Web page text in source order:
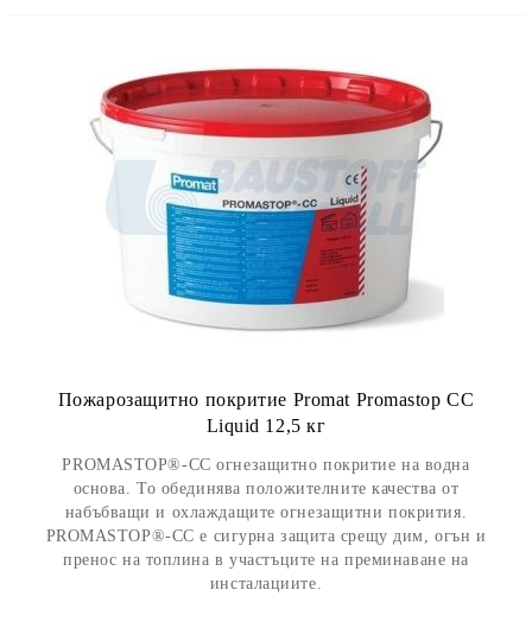
Пожарозащитно покритие Promat Promastop CC
Liquid 12,5 кг
PROMASTOP®-CC огнезащитно покритие на водна
основа. То обединява положителните качества от
набъбващи и охлаждащите огнезащитни покрития.
PROMASTOP®-CC е сигурна защита срещу дим, огън и
пренос на топлина в участъците на преминаване на
инсталациите.